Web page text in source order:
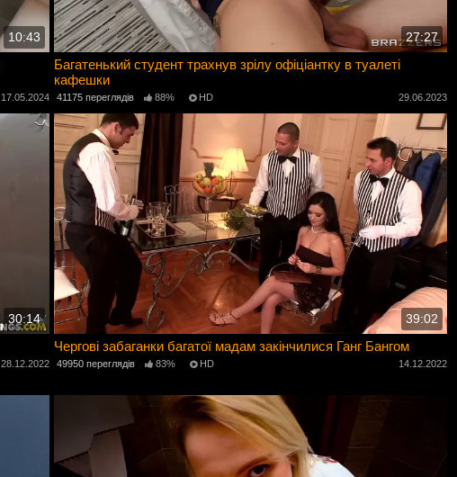
10:43
17.05.2024
27:27
Багатенький студент трахнув зрілу офіціантку в туалеті
кафешки
41175 переглядів 88% HD 29.06.2023
30:14
28.12.2022
39:02
Чергові забаганки багатої мадам закінчилися Ганг Бангом
49950 переглядів 83% HD 14.12.2022